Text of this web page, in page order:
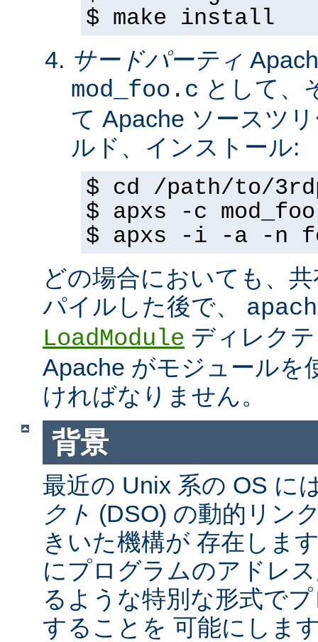
$ make install
サードパーティ
mod_foo.c として、
て Apache ソースツ
ルド、インストール:
$ cd /path/to/
$ apxs -c
$ apxs -i -a -n
どの場合においても、
パイルした後で、
LoadModule ディレク
Apache がモジュールを
ければなりません。
背景
最近の Unix 系の OS に
クト (DSO) の動的リン
きいた機構が 存在しま
にプログラムのアドレ
るような特別な形式で
することを 可能にしま